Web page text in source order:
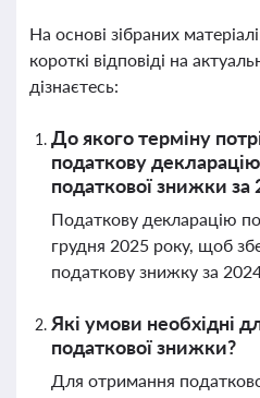
На основі зібраних
короткі відповіді на
дізнаєтесь:
До якого терміну
податкову
податкової знижки за
Податкову декларацію
грудня 2025 року, щоб
податкову знижку за
Які умови необхідні
податкової знижки?
Для отримання